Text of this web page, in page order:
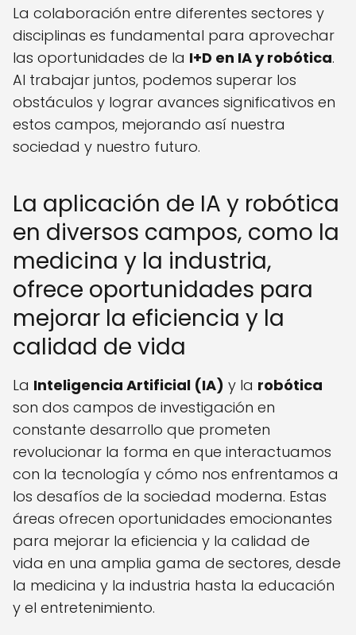
La colaboración entre diferentes sectores y
disciplinas es fundamental para aprovechar
las oportunidades de la I+D en IA y robótica.
Al trabajar juntos, podemos superar los
obstáculos y lograr avances significativos en
estos campos, mejorando así nuestra
sociedad y nuestro futuro.
La aplicación de IA y robótica
en diversos campos, como la
medicina y la industria,
ofrece oportunidades para
mejorar la eficiencia y la
calidad de vida
La Inteligencia Artificial (IA) y la robótica
son dos campos de investigación en
constante desarrollo que prometen
revolucionar la forma en que interactuamos
con la tecnología y cómo nos enfrentamos a
los desafíos de la sociedad moderna. Estas
áreas ofrecen oportunidades emocionantes
para mejorar la eficiencia y la calidad de
vida en una amplia gama de sectores, desde
la medicina y la industria hasta la educación
y el entretenimiento.